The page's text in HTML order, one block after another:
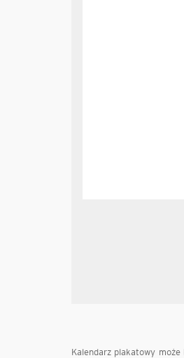
Kalendarz plakatowy